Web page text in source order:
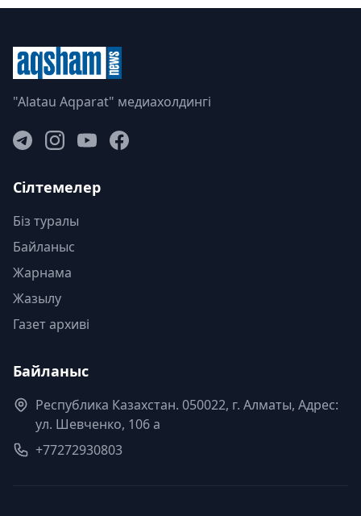
"Alatau Aqparat" медиахолдингі
Сілтемелер
Біз туралы
Байланыс
Жарнама
Жазылу
Газет архиві
Байланыс
Республика Казахстан. 050022, г. Алматы, Адрес:
ул. Шевченко, 106 а
+77272930803